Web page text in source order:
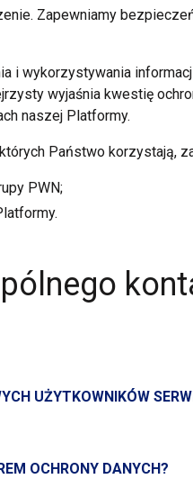
Zapewniamy
i wykorzystywania
wyjaśnia kwestię
naszej Platformy.
Państwo korzystają,
PWN;
UŻYTKOWNIKÓW
OCHRONY DANYCH?